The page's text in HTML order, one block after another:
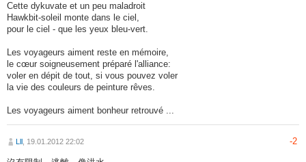
Cette dykuvate et un peu maladroit
Hawkbit-soleil monte dans le ciel,
pour le ciel - que les yeux bleu-vert.
Les voyageurs aiment reste en mémoire,
le cœur soigneusement préparé l'alliance:
voler en dépit de tout, si vous pouvez voler
la vie des couleurs de peinture rêves.
Les voyageurs aiment bonheur retrouvé ...
Lll , 19.01.2012 22:02 -2